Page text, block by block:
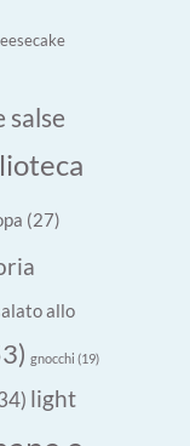
(27)
allo
gnocchi (19)
light